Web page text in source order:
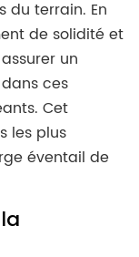
du terrain. En
de solidité et
un
ces
Cet
les plus
éventail de